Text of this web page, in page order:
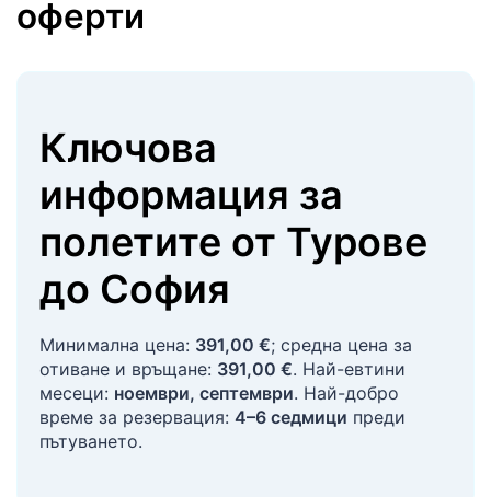
оферти
Ключова
информация за
полетите от Турове
до София
Минимална цена: 391,00 €; средна цена за
отиване и връщане: 391,00 €. Най-евтини
месеци: ноември, септември. Най-добро
време за резервация: 4–6 седмици преди
пътуването.